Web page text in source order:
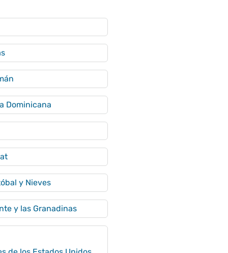
Dominicana
y Nieves
y las Granadinas